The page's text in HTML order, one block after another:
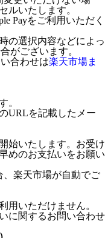
ルいたします。
Payをご利用いただく
の選択内容などによっ
がございます。
合わせは楽天市場ま
。
URLを記載したメー
始いたします。お受け
めのお支払いをお願い
楽天市場が自動でご
用いただけません。
に関するお問い合わせ